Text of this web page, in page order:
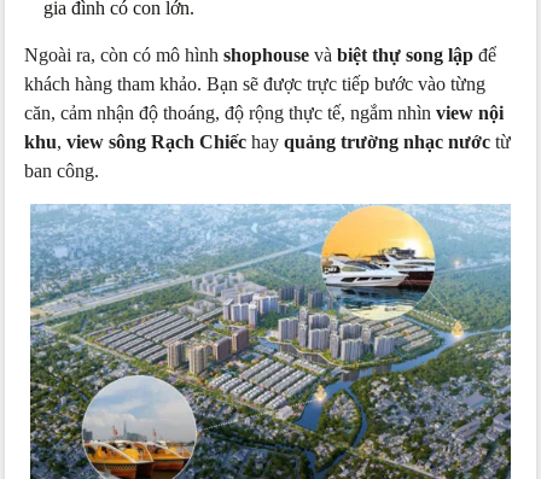
gia đình có con lớn.
Ngoài ra, còn có mô hìnhshophouse vàbiệt thự song lập để
khách hàng tham khảo. Bạn sẽ được trực tiếp bước vào từng
căn, cảm nhận độ thoáng, độ rộng thực tế, ngắm nhìnview nội
khu,view sông Rạch Chiếc hayquảng trường nhạc nước từ
ban công.